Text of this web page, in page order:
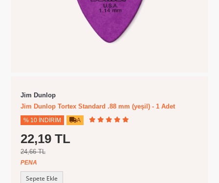
Jim Dunlop
Jim Dunlop Tortex Standard .88 mm (yeşil) - 1 Adet
% 10 İNDIRIM A
22,19 TL
24,66 TL
PENA
Sepete Ekle